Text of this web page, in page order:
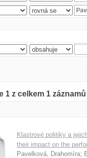
1 z celkem 1
Klastrové politiky a
their impact on the
Pavelková, Drahomíra;